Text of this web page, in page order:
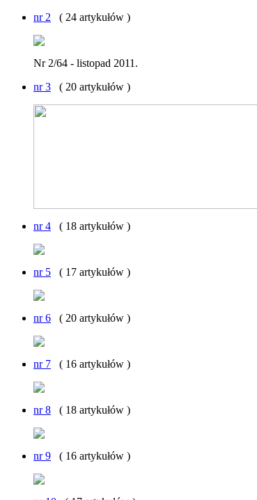
nr 2
( 24 artykułów )
Nr 2/64 - listopad 2011.
nr 3
( 20 artykułów )
nr 4 ( 18 artykułów )
nr 5 ( 17 artykułów )
nr 6 ( 20 artykułów )
nr 7 ( 16 artykułów )
nr 8 ( 18 artykułów )
nr 9 ( 16 artykułów )